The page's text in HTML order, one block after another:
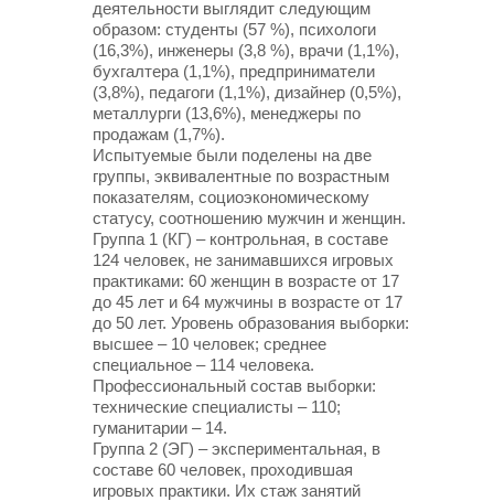
деятельности выглядит следующим
образом: студенты (57 %), психологи
(16,3%), инженеры (3,8 %), врачи (1,1%),
бухгалтера (1,1%), предприниматели
(3,8%), педагоги (1,1%), дизайнер (0,5%),
металлурги (13,6%), менеджеры по
продажам (1,7%).
Испытуемые были поделены на две
группы, эквивалентные по возрастным
показателям, социоэкономическому
статусу, соотношению мужчин и женщин.
Группа 1 (КГ) – контрольная, в составе
124 человек, не занимавшихся игровых
практиками: 60 женщин в возрасте от 17
до 45 лет и 64 мужчины в возрасте от 17
до 50 лет. Уровень образования выборки:
высшее – 10 человек; среднее
специальное – 114 человека.
Профессиональный состав выборки:
технические специалисты – 110;
гуманитарии – 14.
Группа 2 (ЭГ) – экспериментальная, в
составе 60 человек, проходившая
игровых практики. Их стаж занятий